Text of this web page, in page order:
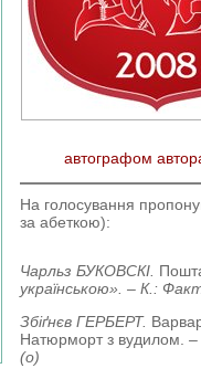
автографом
На голосування
за абеткою):
Чарльз БУКОВСКІ.
українською». – К.:
Збіґнєв ГЕРБЕРТ.
Натюрморт з вудилом. –
(о)